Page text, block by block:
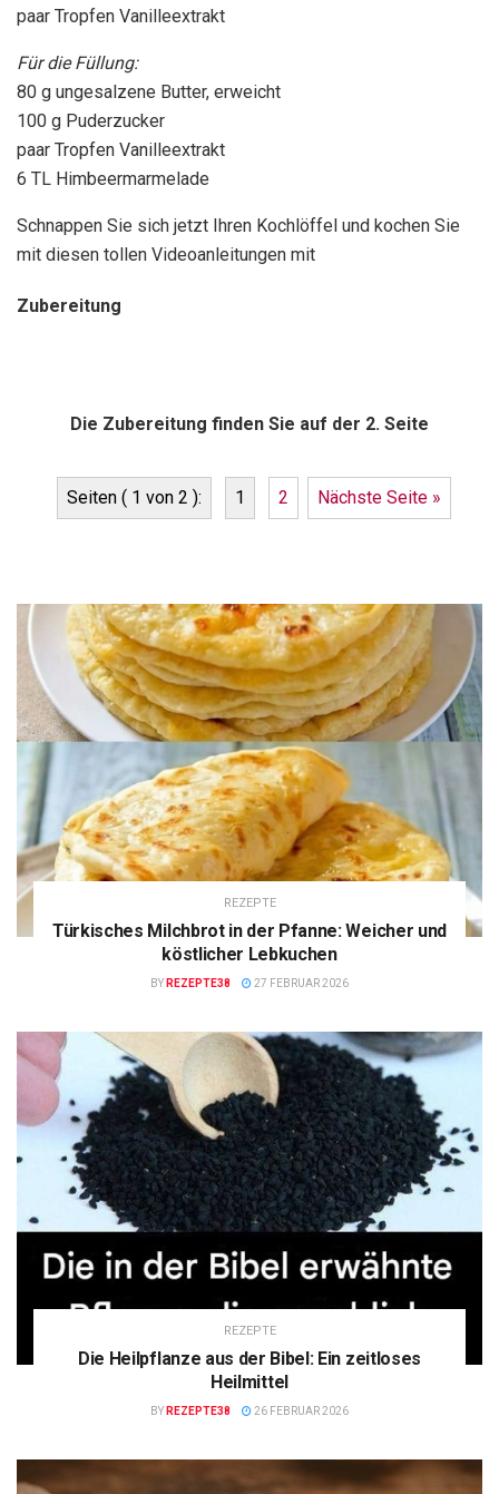
paar Tropfen Vanilleextrakt
Für die Füllung:
80 g ungesalzene Butter, erweicht
100 g Puderzucker
paar Tropfen Vanilleextrakt
6 TL Himbeermarmelade
Schnappen Sie sich jetzt Ihren Kochlöffel und kochen Sie
mit diesen tollen Videoanleitungen mit
Zubereitung
Die Zubereitung finden Sie auf der 2. Seite
Seiten ( 1 von 2 ): 1 2 Nächste Seite »
REZEPTE
Türkisches Milchbrot in der Pfanne: Weicher und
köstlicher Lebkuchen
BY REZEPTE38 27 FEBRUAR 2026
REZEPTE
Die Heilpflanze aus der Bibel: Ein zeitloses
Heilmittel
BY REZEPTE38 26 FEBRUAR 2026